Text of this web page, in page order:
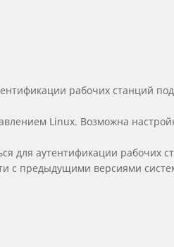
рабочих станций под
Linux. Возможна
для аутентификации рабочих
с предыдущими версиями